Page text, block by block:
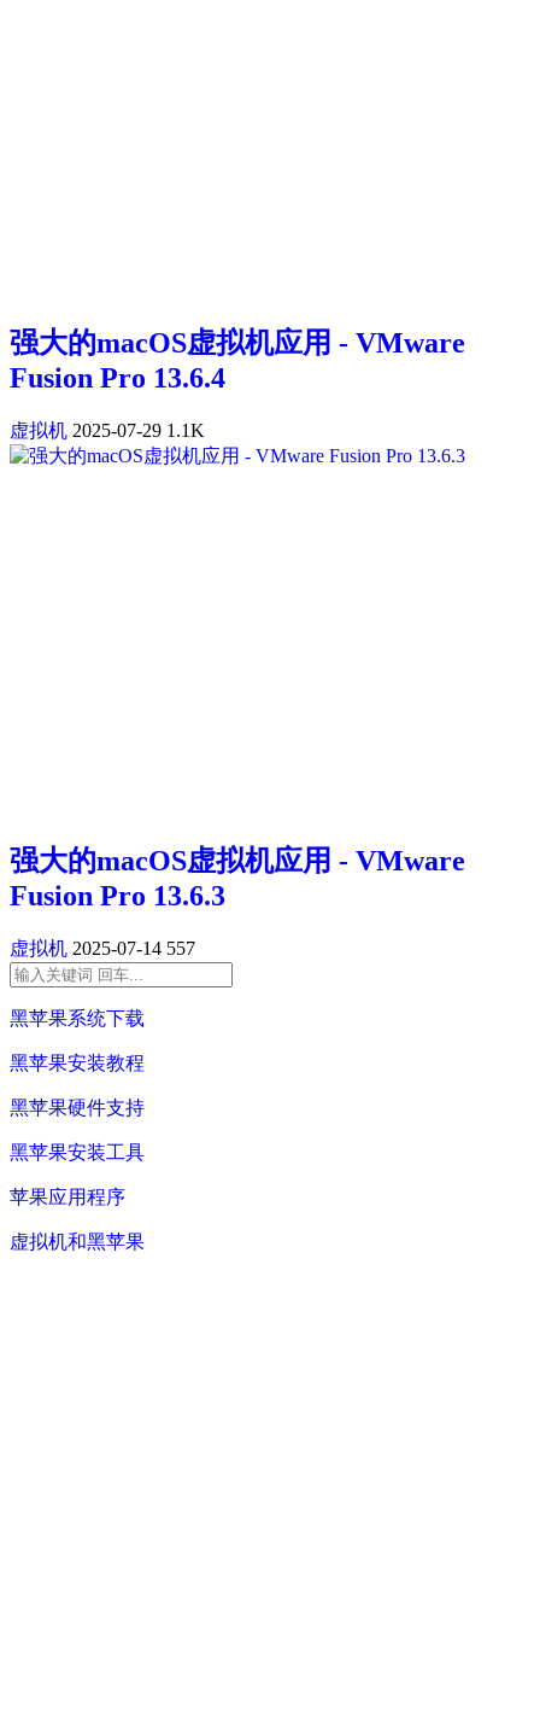
强大的macOS虚拟机应用 - VMware
Fusion Pro 13.6.4
虚拟机 2025-07-29 1.1K
强大的macOS虚拟机应用 - VMware
Fusion Pro 13.6.3
虚拟机 2025-07-14 557
黑苹果系统下载
黑苹果安装教程
黑苹果硬件支持
黑苹果安装工具
苹果应用程序
虚拟机和黑苹果